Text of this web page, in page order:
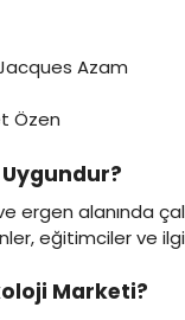
Azam
Özen
ergen alanında
eğitimciler ve
Marketi?